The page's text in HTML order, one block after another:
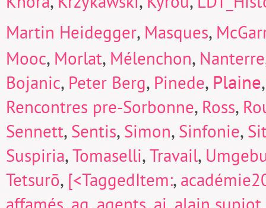
Martin Heidegger, Masques,
Mooc, Morlat, Mélenchon, Nanterre
Bojanic, Peter Berg, Pinede, Plaine
Rencontres pre-Sorbonne, Ross,
Sennett, Sentis, Simon, Sinfonie,
Suspiria,Tomaselli,Travail,
Tetsurō, [<TaggedItem:,